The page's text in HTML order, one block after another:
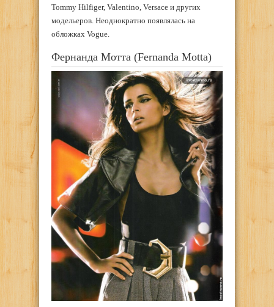
Tommy Hilfiger, Valentino, Versace и других
модельеров. Неоднократно появлялась на
обложках Vogue.
Фернанда Мотта (Fernanda Motta)